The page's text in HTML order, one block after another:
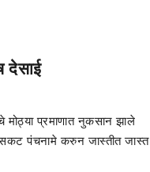
देसाई
मोठ्या प्रमाणात नुकसान झाले
पंचनामे करुन जास्तीत जास्त